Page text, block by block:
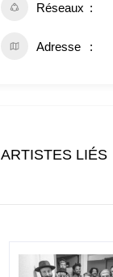
Réseaux
Adresse
ARTISTES LIÉS